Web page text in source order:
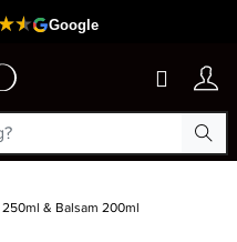
& Balsam 200ml